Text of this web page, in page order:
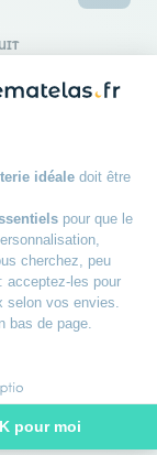
idéale doit être
pour que le
cherchez, peu
: acceptez-les pour
selon vos envies.
bas de page.
pour moi
Casse-
2999€
Prix